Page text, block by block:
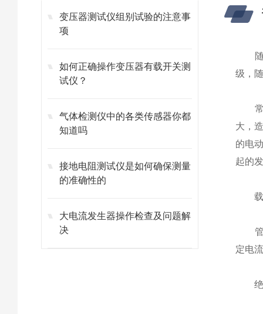
变压器测试仪组别试验的注意事
项
如何正确操作变压器有载开关测
试仪？
气体检测仪中的各类传感器你都
知道吗
接地电阻测试仪是如何确保测量
的准确性的
大电流发生器操作检查及问题解
决
随着
级，
常规
大，
的电
起的
载
管型
定电
绝